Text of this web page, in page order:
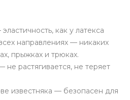
как у латекса
направлениях — никаких
прыжках и трюках.
растягивается, не теряет
известняка — безопасен для